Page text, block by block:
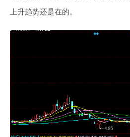
上升趋势还是在的。